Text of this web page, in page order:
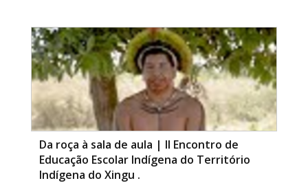
Da roça à sala de aula | II Encontro de
Educação Escolar Indígena do Território
Indígena do Xingu .